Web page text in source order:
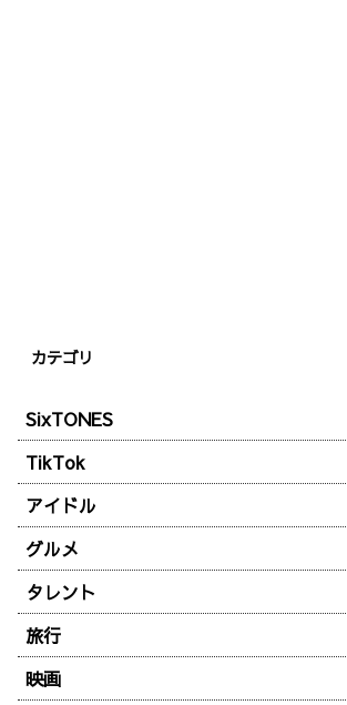
カテゴリ
SixTONES
TikTok
アイドル
グルメ
タレント
旅行
映画